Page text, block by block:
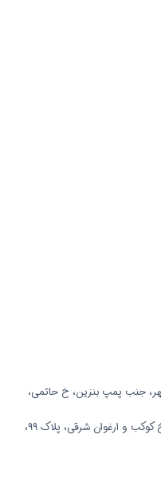
متری گلشهر، جنب پمپ بنزین، خ حاتمی،
کرج، ۴۵ متری گلشهر، بین خ کوکب و ارغوان شرقی، پلاک ۹۹،